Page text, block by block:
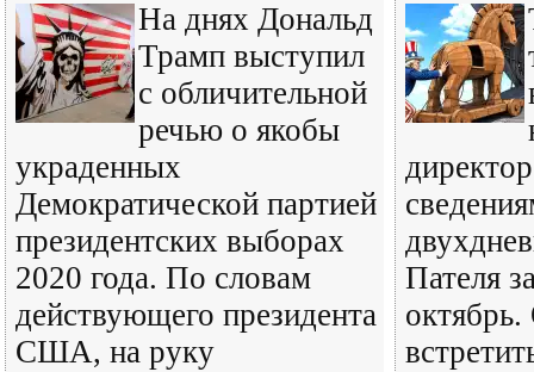
На днях Дональд
Трамп выступил
с обличительной
речью о якобы
украденных
Демократической партией
президентских выборах
2020 года. По словам
действующего президента
США, на руку
Пателя